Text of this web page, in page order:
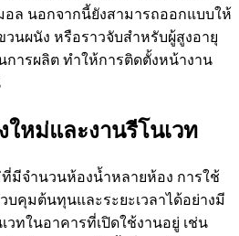
ล นอกจากนี้ยังสามารถออกแบบให้
ผนัง หรือราวจับสำหรับผู้สูงอายุ
ารผลิต ทำให้การติดตั้งหน้างาน
ใหม่และงานรีโนเวท
มีจำนวนห้องน้ำหลายห้อง การใช้
บคุมต้นทุนและระยะเวลาได้อย่างมี
ทในอาคารที่เปิดใช้งานอยู่ เช่น